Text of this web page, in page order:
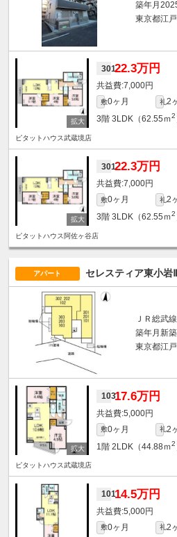
築年月
東京都江
30122.3万円
7,000円
敷0ヶ月 礼2
3階 3LDK（62.55ｍ2
ピタットハウス武蔵境店
30122.3万円
7,000円
敷0ヶ月 礼2
3階 3LDK（62.55ｍ2
ピタットハウス阿佐ヶ谷店
アパート セレスティア東小岩Ⅱ
ＪＲ総武線
築年月新
東京都江
10317.6万円
5,000円
敷0ヶ月 礼2
1階 2LDK（44.88ｍ2
ピタットハウス武蔵境店
10114.5万円
5,000円
敷0ヶ月 礼2